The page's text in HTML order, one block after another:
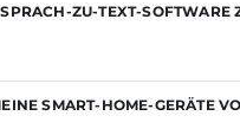
ZU-TEXT-SOFTWARE
SMART-HOME-GERÄTE